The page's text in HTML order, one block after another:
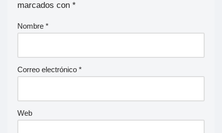
marcados con *
Nombre *
Correo electrónico *
Web